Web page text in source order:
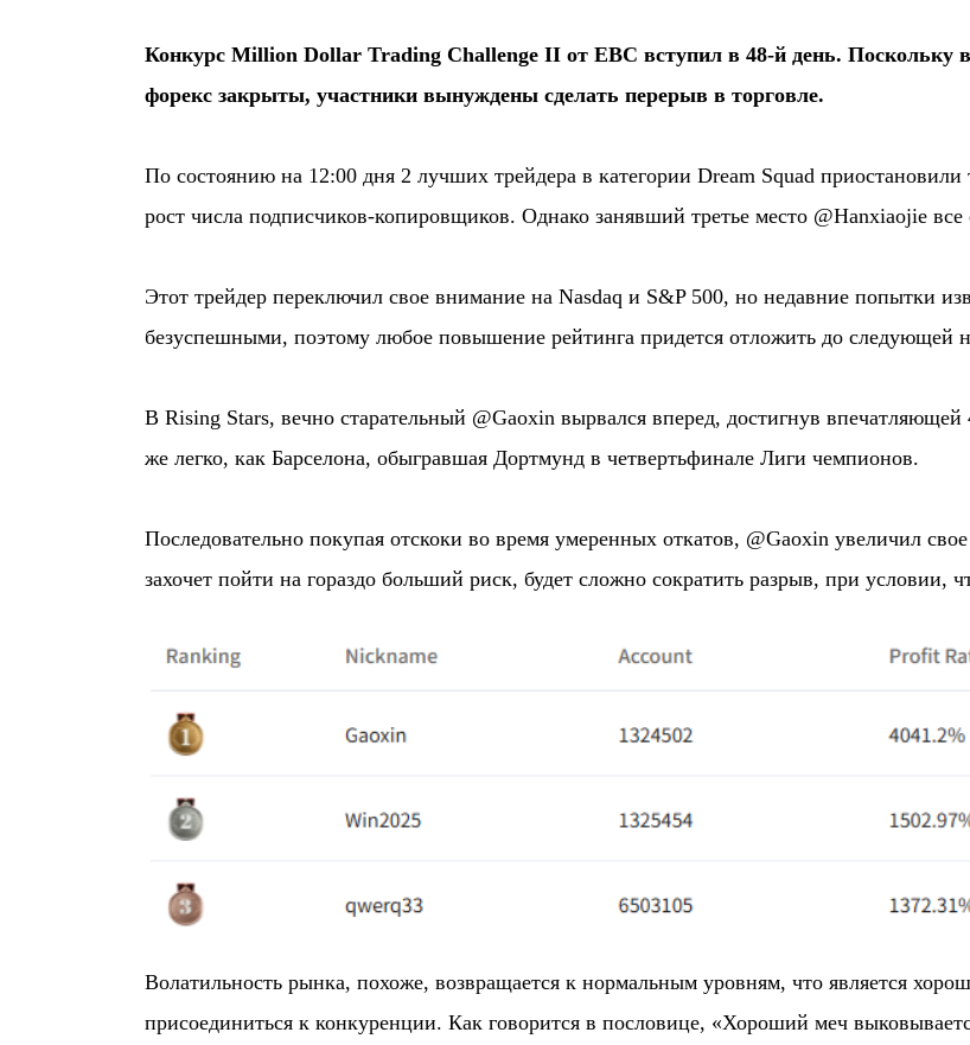
Конкурс Million Dollar Trading Challenge II от EBC вступил в 48-й день. Поскольку
форекс закрыты, участники вынуждены сделать перерыв в торговле.
По состоянию на 12:00 дня 2 лучших трейдера в категории Dream Squad
рост числа подписчиков-копировщиков. Однако занявший третье место @Hanxiaojie все
Этот трейдер переключил свое внимание на Nasdaq и S&P 500, но недавние попытки
безуспешными, поэтому любое повышение рейтинга придется отложить до следующей
В Rising Stars, вечно старательный @Gaoxin вырвался вперед, достигнув
же легко, как Барселона, обыгравшая Дортмунд в четвертьфинале Лиги чемпионов.
Последовательно покупая отскоки во время умеренных откатов, @Gaoxin увеличил
захочет пойти на гораздо больший риск, будет сложно сократить разрыв, при
Волатильность рынка, похоже, возвращается к нормальным уровням, что является
присоединиться к конкуренции. Как говорится в пословице, «Хороший меч